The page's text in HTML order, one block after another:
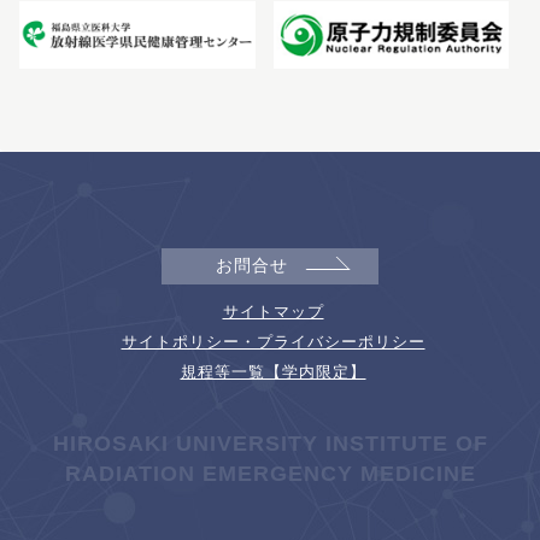
お問合せ
サイトマップ
サイトポリシー・プライバシーポリシー
規程等一覧【学内限定】
HIROSAKI UNIVERSITY INSTITUTE OF
RADIATION EMERGENCY MEDICINE